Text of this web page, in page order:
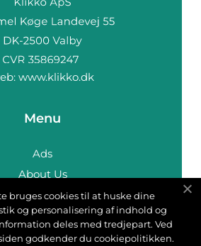
www.klikko.dk
Menu
Ads
About Us
Cookies
Contact
Sitemap
bruges cookies til at huske dine
og personalisering af indhold og
deles med tredjepart. Ved
godkender du cookiepolitikken.